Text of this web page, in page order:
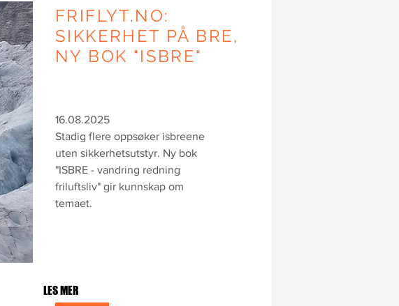
FRIFLYT.NO:
SIKKERHET PÅ BRE,
NY BOK "ISBRE"
16.08.2025
Stadig flere oppsøker isbreene
uten sikkerhetsutstyr. Ny bok
"ISBRE - vandring redning
friluftsliv" gir kunnskap om
temaet.
LES MER